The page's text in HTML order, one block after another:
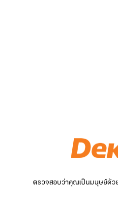
ตรวจสอบว่าคุณเป็นมนุษย์ด้ว